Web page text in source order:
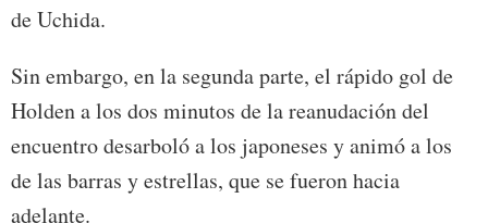
de Uchida.
Sin embargo, en la segunda parte, el rápido gol de
Holden a los dos minutos de la reanudación del
encuentro desarboló a los japoneses y animó a los
de las barras y estrellas, que se fueron hacia
adelante.